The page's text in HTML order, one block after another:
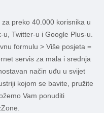
preko 40.000 korisnika u
Twitter-u i Google Plus-u.
formulu > Više posjeta =
servis za mala i srednja
način uđu u svijet
kojom se bavite, pružite
Vam ponuditi